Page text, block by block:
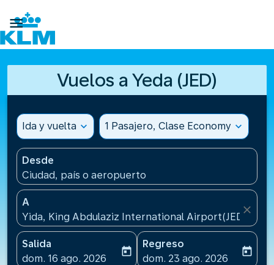

Vuelos a Yeda (JED)
Ida y vuelta expand_more 1 Pasajero, Clase Economy expand_more
Desde
Ciudad, país o aeropuerto
A
Yida, King Abdulaziz International Airport(JED),
close
Salida
fc-booking-departure-date-aria-label
dom. 16 ago. 2026
today
Regreso
fc-booking-return-date-
dom. 23 ago. 2026
today